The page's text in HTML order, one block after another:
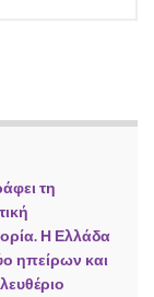
τη
Η Ελλάδα
ηπείρων και